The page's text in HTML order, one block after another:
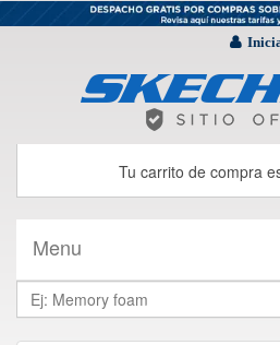
Tu carrito de compra
Menu